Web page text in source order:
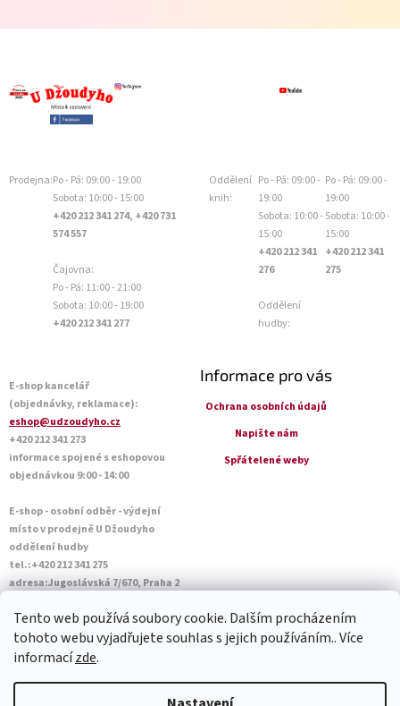
Tento web používá soubory cookie. Dalším procházením
tohoto webu vyjadřujete souhlas s jejich používáním.. Více
informacízde.
Prodejna:Po - Pá: 09:00 - 19:00
Sobota: 10:00 - 15:00
+420 212 341 274, +420 731
574 557
Čajovna:
Po - Pá: 11:00 - 21:00
Sobota: 10:00 - 19:00
+420 212 341 277
Oddělení
knih:
Po - Pá: 09:00 -
19:00
Sobota: 10:00 -
15:00
+420 212 341
276
Oddělení
hudby:
Po - Pá: 09:00 -
19:00
Sobota: 10:00 -
15:00
+420 212 341
275
E-shop kancelář
(objednávky, reklamace):
eshop@udzoudyho.cz
+420 212 341 273
informace spojené s eshopovou
objednávkou 9:00 - 14:00
E-shop - osobní odběr - výdejní
místo v prodejně U Džoudyho
oddělení hudby
tel.:+420 212 341 275
adresa:Jugoslávská 7/670, Praha 2
Sobota: 10:00 - 14:45
Informace pro vás
Ochrana osobních údajů
Napište nám
Spřátelené weby